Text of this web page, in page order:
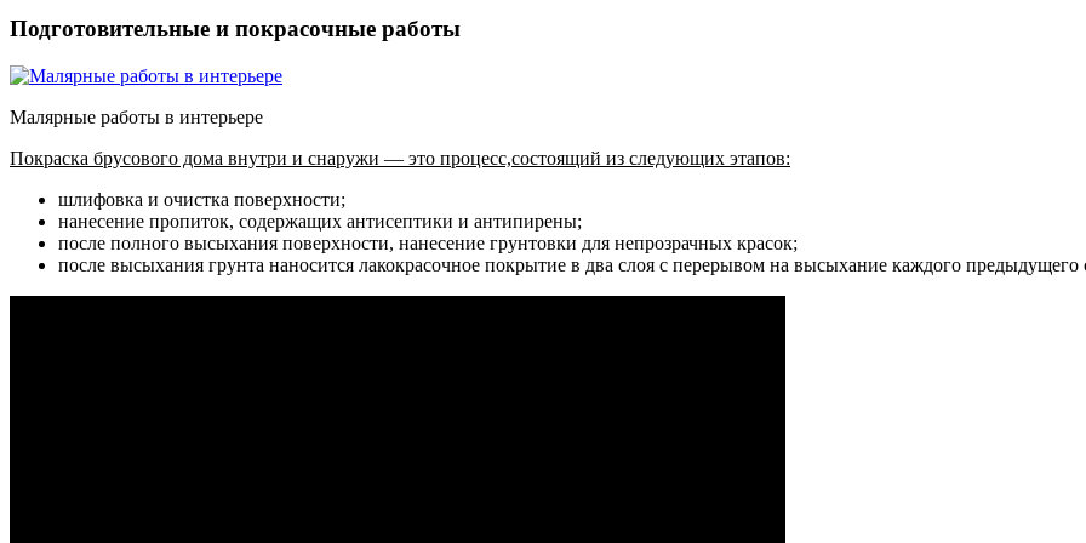
Подготовительные и покрасочные работы
Малярные работы в интерьере
Покраска брусового дома внутри и снаружи — это процесс,состоящий из следующих этапов:
шлифовка и очистка поверхности;
нанесение пропиток, содержащих антисептики и антипирены;
после полного высыхания поверхности, нанесение грунтовки для непрозрачных красок;
после высыхания грунта наносится лакокрасочное покрытие в два слоя с перерывом на высыхание каждого предыдущего